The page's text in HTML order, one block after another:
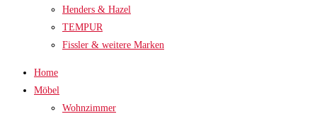
Henders & Hazel
TEMPUR
Fissler & weitere Marken
Home
Möbel
Wohnzimmer